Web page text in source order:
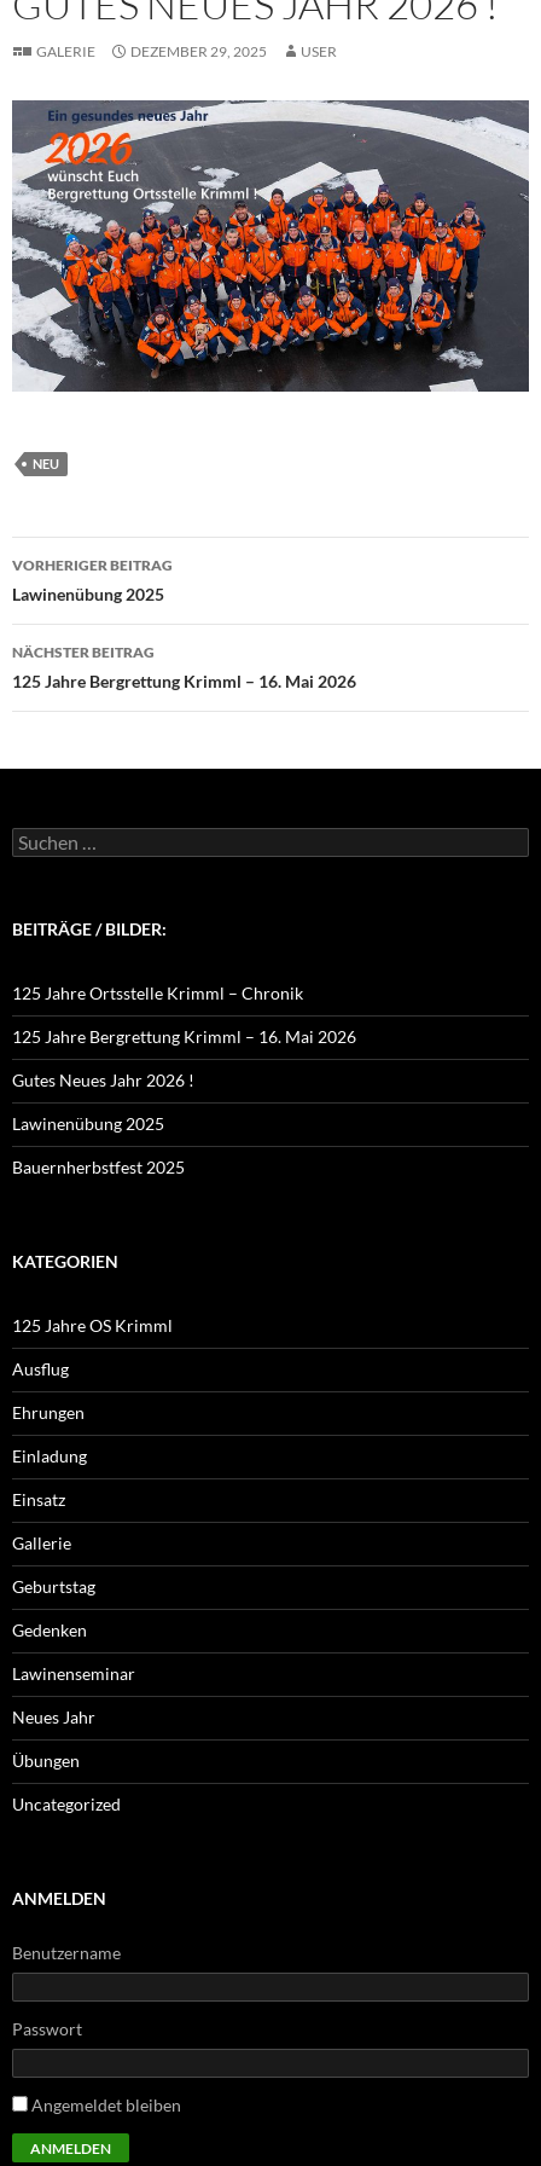
GALERIE DEZEMBER 29, 2025 USER
NEU
Beitragsnavigation
VORHERIGER BEITRAG
Lawinenübung 2025
NÄCHSTER BEITRAG
125 Jahre Bergrettung Krimml – 16. Mai 2026
Suchen
nach:
BEITRÄGE / BILDER:
125 Jahre Ortsstelle Krimml – Chronik
125 Jahre Bergrettung Krimml – 16. Mai 2026
Gutes Neues Jahr 2026 !
Lawinenübung 2025
Bauernherbstfest 2025
KATEGORIEN
125 Jahre OS Krimml
Ausflug
Ehrungen
Einladung
Einsatz
Gallerie
Geburtstag
Gedenken
Lawinenseminar
Neues Jahr
Übungen
Uncategorized
ANMELDEN
Benutzername
Passwort
Angemeldet bleiben
ANMELDEN